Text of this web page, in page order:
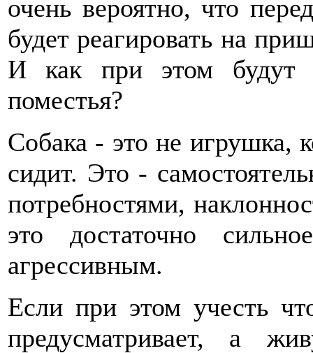
очень вероятно, что
будет реагировать на
И как при этом будут
поместья?
Собака - это не игрушка,
сидит. Это -
потребностями,
это достаточно
агрессивным.
Если при этом учесть
предусматривает, а